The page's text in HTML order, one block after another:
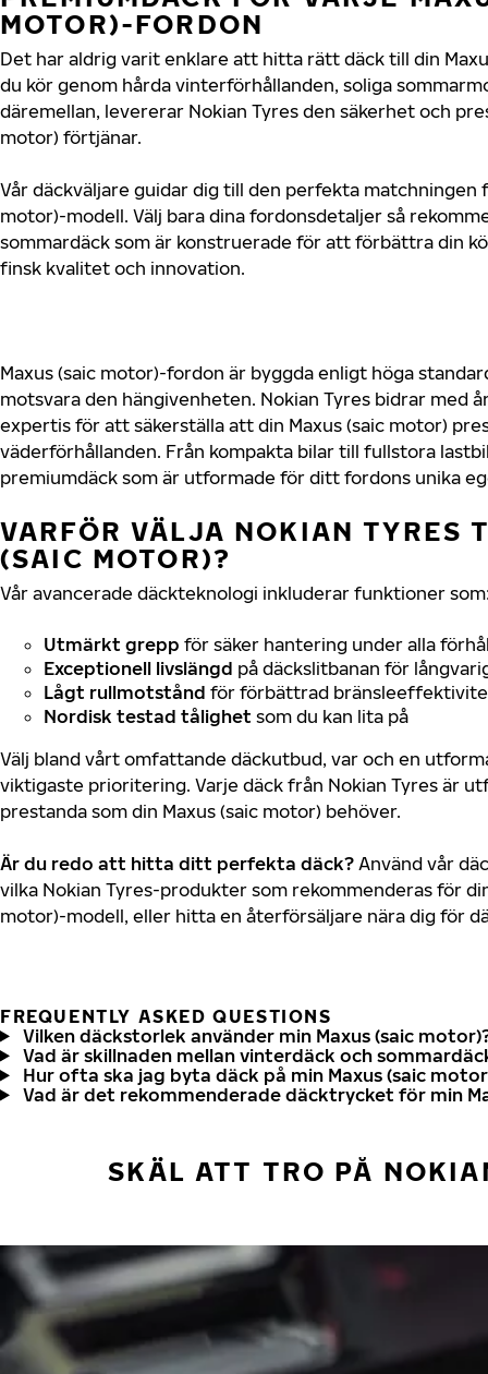
MOTOR)-FORDON
Det har aldrig varit enklare att hitta rätt däck till din
du kör genom hårda vinterförhållanden, soliga
däremellan, levererar Nokian Tyres den säkerhet och
motor) förtjänar.
Vår däckväljare guidar dig till den perfekta matchningen
motor)-modell. Välj bara dina fordonsdetaljer så
sommardäck som är konstruerade för att förbättra din
finsk kvalitet och innovation.
Maxus (saic motor)-fordon är byggda enligt höga
motsvara den hängivenheten. Nokian Tyres bidrar med
expertis för att säkerställa att din Maxus (saic motor)
väderförhållanden. Från kompakta bilar till fullstora
premiumdäck som är utformade för ditt fordons unika
VARFÖR VÄLJA NOKIAN TYRES
(SAIC MOTOR)?
Vår avancerade däckteknologi inkluderar funktioner
Utmärkt grepp för säker hantering under alla
Exceptionell livslängd på däckslitbanan för
Lågt rullmotstånd för förbättrad
Nordisk testad tålighet som du kan lita på
Välj bland vårt omfattande däckutbud, var och en
viktigaste prioritering. Varje däck från Nokian Tyres är
prestanda som din Maxus (saic motor) behöver.
Är du redo att hitta ditt perfekta däck? Använd vår
vilka Nokian Tyres-produkter som rekommenderas för
motor)-modell, eller hitta en återförsäljare nära dig för
FREQUENTLY ASKED QUESTIONS
Vilken däckstorlek använder min Maxus (saic
Vad är skillnaden mellan vinterdäck och
Hur ofta ska jag byta däck på min Maxus (saic
Vad är det rekommenderade däcktrycket för min
SKÄL ATT TRO PÅ